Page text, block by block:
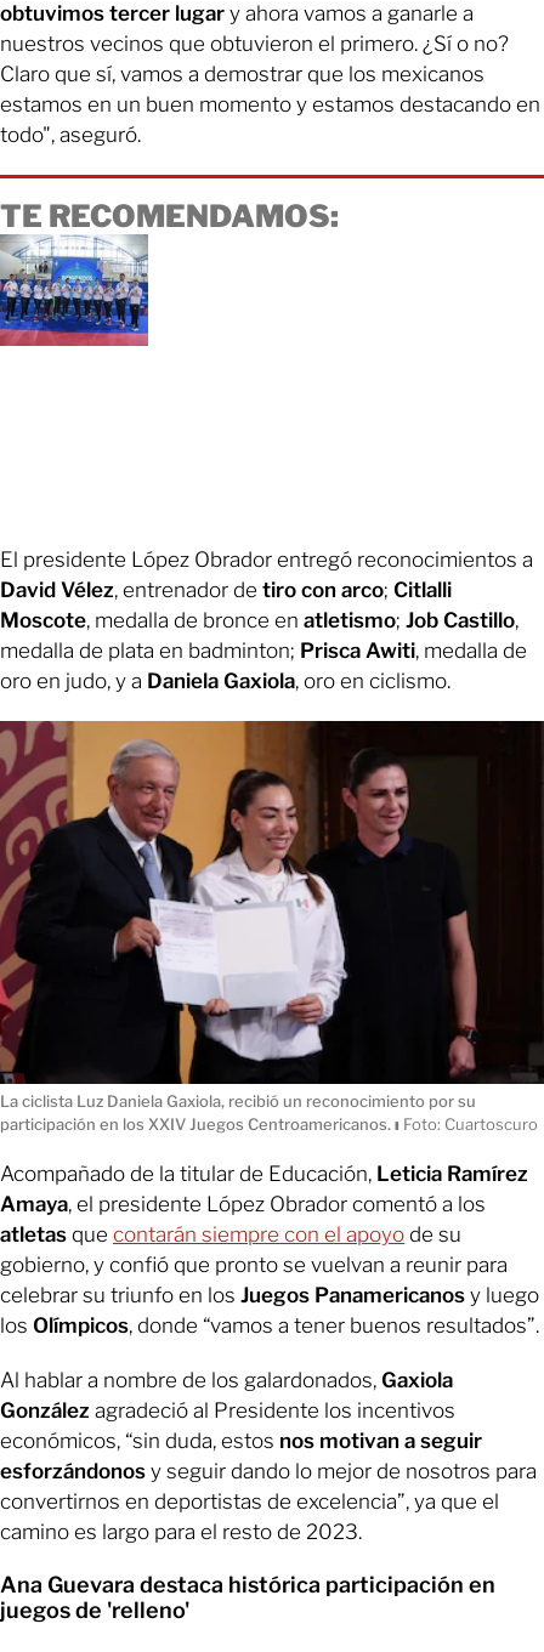
obtuvimos tercer lugar y ahora vamos a ganarle a
nuestros vecinos que obtuvieron el primero. ¿Sí o no?
Claro que sí, vamos a demostrar que los mexicanos
estamos en un buen momento y estamos destacando en
todo", aseguró.
TE RECOMENDAMOS:
El presidente López Obrador entregó reconocimientos a
David Vélez, entrenador de tiro con arco; Citlalli
Moscote, medalla de bronce en atletismo; Job Castillo,
medalla de plata en badminton; Prisca Awiti, medalla de
oro en judo, y a Daniela Gaxiola, oro en ciclismo.
La ciclista Luz Daniela Gaxiola, recibió un reconocimiento por su
participación en los XXIV Juegos Centroamericanos. ı Foto: Cuartoscuro
Acompañado de la titular de Educación, Leticia Ramírez
Amaya, el presidente López Obrador comentó a los
atletas que contarán siempre con el apoyo de su
gobierno, y confió que pronto se vuelvan a reunir para
celebrar su triunfo en los Juegos Panamericanos y luego
los Olímpicos, donde “vamos a tener buenos resultados”.
Al hablar a nombre de los galardonados, Gaxiola
González agradeció al Presidente los incentivos
económicos, “sin duda, estos nos motivan a seguir
esforzándonos y seguir dando lo mejor de nosotros para
convertirnos en deportistas de excelencia”, ya que el
camino es largo para el resto de 2023.
Ana Guevara destaca histórica participación en
juegos de 'relleno'